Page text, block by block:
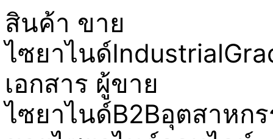
สินค้า ขาย
ไซยาไนด์
เอกสาร ผู้ขาย
ไซยาไนด์B2Bอุตสาหก